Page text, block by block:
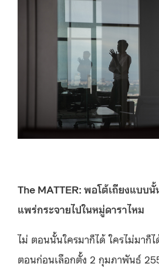
The MATTER: พอโต้เถียงแบบ
แพร่กระจายไปในหมู่ดาราไหม
ไม่ ตอนนั้นใครมาก็ได้ ใครไม่มาก็
ตอนก่อนเลือกตั้ง 2 กุมภาพันธ์